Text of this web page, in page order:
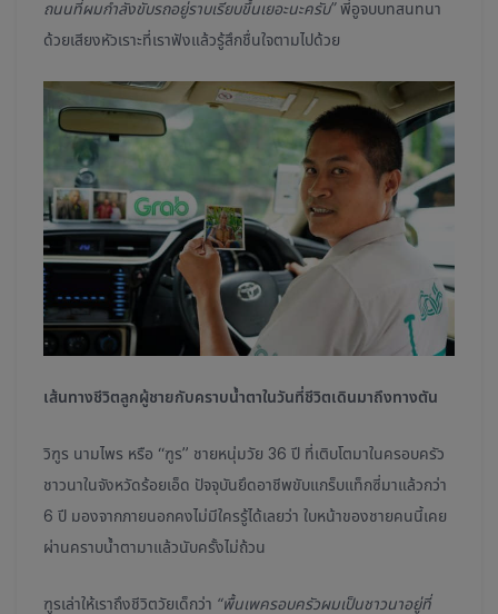
ถนนที่ผมกำลังขับรถอยู่ราบเรียบขึ้นเยอะนะครับ”พี่อูจบบทสนทนา
ด้วยเสียงหัวเราะที่เราฟังแล้วรู้สึกชื่นใจตามไปด้วย
เส้นทางชีวิตลูกผู้ชายกับคราบน้ำตาในวันที่ชีวิตเดินมาถึงทางตัน
วิฑูร นามไพร หรือ “ฑูร” ชายหนุ่มวัย 36 ปี ที่เติบโตมาในครอบครัว
ชาวนาในจังหวัดร้อยเอ็ด ปัจจุบันยึดอาชีพขับแกร็บแท็กซี่มาแล้วกว่า
6 ปี มองจากภายนอกคงไม่มีใครรู้ได้เลยว่า ใบหน้าของชายคนนี้เคย
ผ่านคราบน้ำตามาแล้วนับครั้งไม่ถ้วน
ฑูรเล่าให้เราถึงชีวิตวัยเด็กว่า “พื้นเพครอบครัวผมเป็นชาวนาอยู่ที่